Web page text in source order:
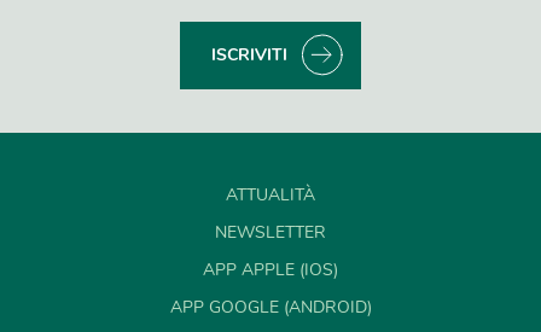
ISCRIVITI
ATTUALITÀ
NEWSLETTER
APP APPLE (IOS)
APP GOOGLE (ANDROID)